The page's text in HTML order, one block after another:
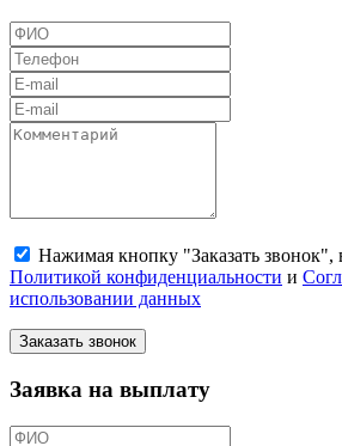
Нажимая кнопку "Заказать звонок",
Политикой конфиденциальности и
использовании данных
Заказать звонок
Заявка на выплату